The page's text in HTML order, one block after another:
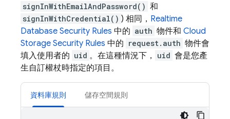
signInWithEmailAndPassword() 和
signInWithCredential() ) 相同， Realtime
Database Security Rules 中的 auth 物件和 Cloud
Storage Security Rules 中的 request.auth 物件會
填入使用者的 uid 。在這種情況下， uid 會是您產
生自訂權杖時指定的項目。
資料庫規則 儲存空間規則